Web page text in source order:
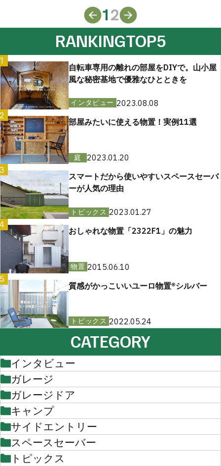
12
RANKINGTOP5
1
自転車専用の離れの部屋をDIYで。山小屋
風な秘密基地で優雅なひとときを
インタビュー 2023.08.08
2
部屋みたいに使える物置！実例11選
庭
2023.01.20
スマートだから使いやすいスペースセーバ
ーが人気の理由
トピックス 2023.01.27
おしゃれな物置「2322F1」の魅力
物置 2015.06.10
質感がかっこいいユーロ物置®︎シルバー
トピックス 2022.05.24
CATEGORY
インタビュー
ガレージ
ガレージドア
キャンプ
サイドエントリー
スペースセーバー
トピックス